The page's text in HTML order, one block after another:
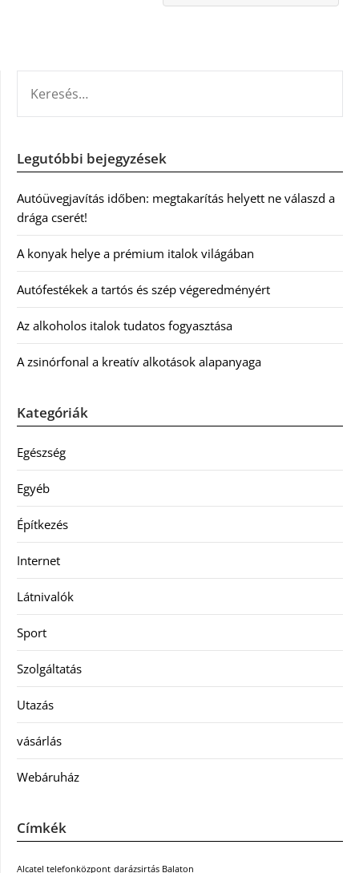
Legutóbbi bejegyzések
Autóüvegjavítás időben: megtakarítás helyett ne válaszd a
drága cserét!
A konyak helye a prémium italok világában
Autófestékek a tartós és szép végeredményért
Az alkoholos italok tudatos fogyasztása
A zsinórfonal a kreatív alkotások alapanyaga
Kategóriák
Egészség
Egyéb
Építkezés
Internet
Látnivalók
Sport
Szolgáltatás
Utazás
vásárlás
Webáruház
Címkék
Alcatel telefonközpont darázsirtás Balaton